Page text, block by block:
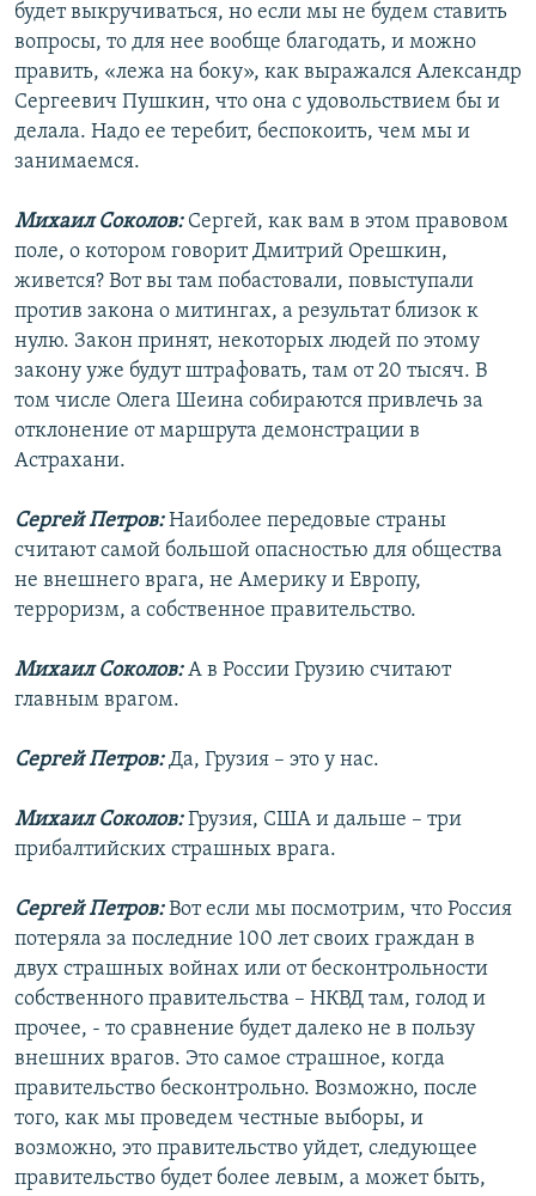
будет выкручиваться, но если мы не будем ставить
вопросы, то для нее вообще благодать, и можно
править, «лежа на боку», как выражался Александр
Сергеевич Пушкин, что она с удовольствием бы и
делала. Надо ее теребит, беспокоить, чем мы и
занимаемся.
Михаил Соколов:Сергей, как вам в этом правовом
поле, о котором говорит Дмитрий Орешкин,
живется? Вот вы там побастовали, повыступали
против закона о митингах, а результат близок к
нулю. Закон принят, некоторых людей по этому
закону уже будут штрафовать, там от 20 тысяч. В
том числе Олега Шеина собираются привлечь за
отклонение от маршрута демонстрации в
Астрахани.
Сергей Петров:Наиболее передовые страны
считают самой большой опасностью для общества
не внешнего врага, не Америку и Европу,
терроризм, а собственное правительство.
Михаил Соколов:А в России Грузию считают
главным врагом.
Сергей Петров:Да, Грузия – это у нас.
Михаил Соколов:Грузия, США и дальше – три
прибалтийских страшных врага.
Сергей Петров:Вот если мы посмотрим, что Россия
потеряла за последние 100 лет своих граждан в
двух страшных войнах или от бесконтрольности
собственного правительства – НКВД там, голод и
прочее, - то сравнение будет далеко не в пользу
внешних врагов. Это самое страшное, когда
правительство бесконтрольно. Возможно, после
того, как мы проведем честные выборы, и
возможно, это правительство уйдет, следующее
правительство будет более левым, а может быть,